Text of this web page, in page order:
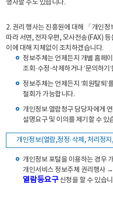
행사할 수도 있습니다.
2. 권리 행사는 진흥원에 대해 「개인
따라 서면, 전자우편, 모사전송(FAX)
이에 대해 지체없이 조치하겠습니다.
정보주체는 언제든지 개별 홈페
조회·수정·삭제하거나 ‘문의하
정보주체는 언제든지 ‘회원탈퇴’
철회가 가능합니다.
개인정보 열람청구 담당자에게
설명요구 및 이의를 제기할 수 있
개인정보(열람,정정·삭제, 처리정
개인정보 포털을 이용하는 경
개인서비스 정보주체 권리행사
열람등요구신청을 할 수 있습